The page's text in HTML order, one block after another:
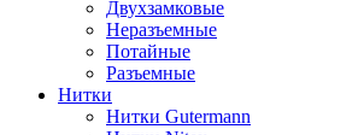
Двухзамковые
Неразъемные
Потайные
Разъемные
Нитки
Нитки Gutermann